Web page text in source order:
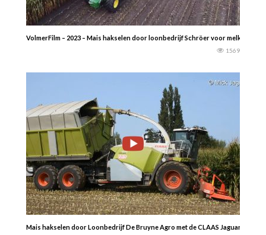
VolmerFilm – 2023 – Mais hakselen door loonbedrijf Schröer voor
1569
Mais hakselen door Loonbedrijf De Bruyne Agro met de CLAAS Jaguar 980